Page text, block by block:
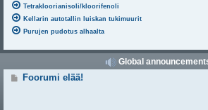
Tetrakloorianisoli/kloorifenoli
Kellarin autotallin luiskan tukimuurit
Purujen pudotus alhaalta
Global
VFoorumi elää!